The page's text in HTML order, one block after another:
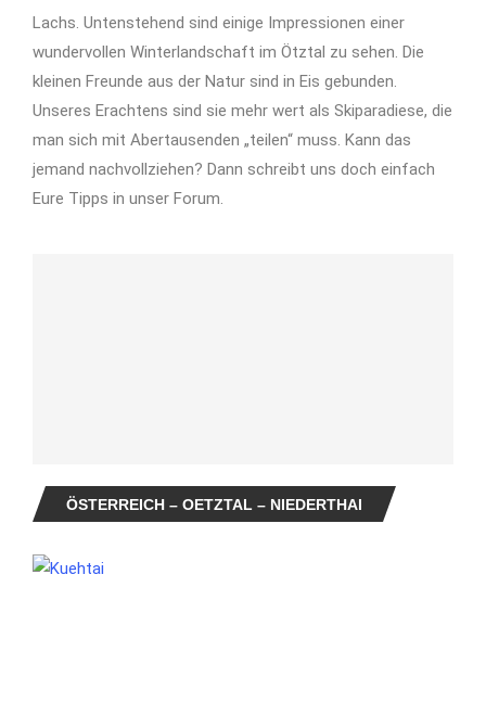
Lachs. Untenstehend sind einige Impressionen einer
wundervollen Winterlandschaft im Ötztal zu sehen. Die
kleinen Freunde aus der Natur sind in Eis gebunden.
Unseres Erachtens sind sie mehr wert als Skiparadiese, die
man sich mit Abertausenden „teilen“ muss. Kann das
jemand nachvollziehen? Dann schreibt uns doch einfach
Eure Tipps in unser Forum.
ÖSTERREICH – OETZTAL – NIEDERTHAI